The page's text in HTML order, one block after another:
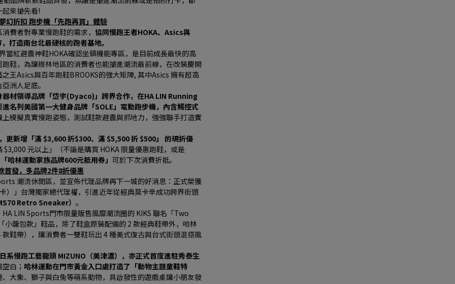
來搶先看!
幻折扣 跑步機「先跑再買」體驗
費者對專業慢跑鞋的需求， 協同慢跑王者HOKA、Asics與
打造南台北最硬核的跑者基地。
紅避震神鞋HOKA確認坐鎮機能專區，是目前成長最快的高
鞋，為讓樹林地區的消費者也能搶進潮流最前線，在改裝慶開
王Asics與百年跑鞋BROOKS的強大矩陣, 其中Asics 擁有超高
洲人足底。
器材領導品牌「岱宇(Dyaco)」跨界合作，在HA LIN Running
名列美國第一大健身品牌「SOLE」電動跑步機，內含觸控式
模擬真實慢跑姿態，測試鞋款避震與抓地力，強強聯手打造實
更新增「滿 $3,600 折$300、滿 $5,500 折 $500」 的現折優
元以上」（不論是購買 HOKA 限量優惠跑鞋，或是
哈林運動家族品牌600元抵用券」 可於下次消費折抵。
首發，多品牌2件8折優惠
潮流休閒區，並宣佈代理品牌再下一城的好消息：正式榮獲
）」台灣獨家總代理權，引進近年從經典莫卡辛成功跨界街頭
Retro Sneaker） 。
LIN Sports門市限量販售風靡潮流圈的 KIKS 聯名「Two
小籠包款」鞋品，除了鞋盒原裝配備的 2 款經典鞋帶外，哈林
鞋帶），讓消費者一雙鞋玩出 4 種美式復古與台式街頭混搭風
系慢跑工藝龍頭 MIZUNO（美津濃），亦正式首度進駐秀泰生
白； 哈林運動在門市黃金入口處打造了「動物主題童鞋特
大象、獅子與白兔等萌系動物，具啟發性的遊戲桌讓小朋友發